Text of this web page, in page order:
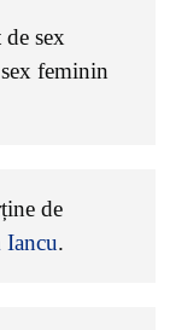
de sex
feminin
de
.